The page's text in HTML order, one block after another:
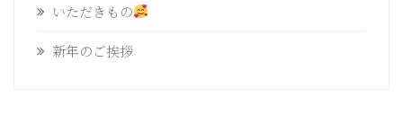
いただきもの
新年のご挨拶